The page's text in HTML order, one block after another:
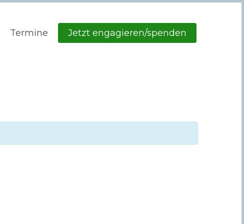
Termine Jetzt engagieren/spenden